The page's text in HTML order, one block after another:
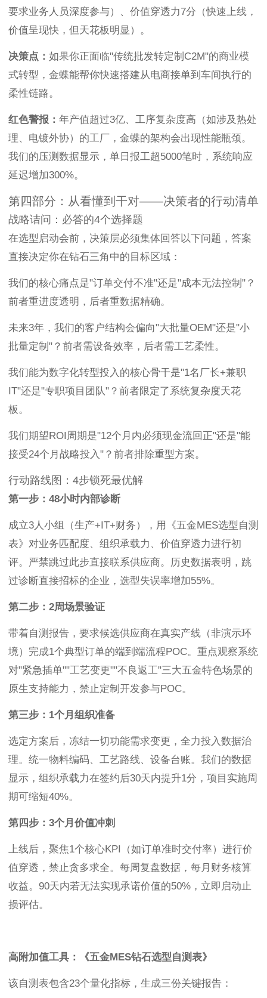
要求业务人员深度参与）、价值穿透力7分（快速上线，
价值呈现快，但天花板明显）。
决策点： 如果你正面临"传统批发转定制C2M"的商业模
式转型，金蝶能帮你快速搭建从电商接单到车间执行的
柔性链路。
红色警报： 年产值超过3亿、工序复杂度高（如涉及热处
理、电镀外协）的工厂，金蝶的架构会出现性能瓶颈。
我们的压测数据显示，单日报工超5000笔时，系统响应
延迟增加300%。
第四部分：从看懂到干对——决策者的行动清单
战略诘问：必答的4个选择题
在选型启动会前，决策层必须集体回答以下问题，答案
直接决定你在钻石三角中的目标区域：
我们的核心痛点是"订单交付不准"还是"成本无法控制"？
前者重进度透明，后者重数据精确。
未来3年，我们的客户结构会偏向"大批量OEM"还是"小
批量定制"？前者需设备效率，后者需工艺柔性。
我们能为数字化转型投入的核心骨干是"1名厂长+兼职
IT"还是"专职项目团队"？前者限定了系统复杂度天花
板。
我们期望ROI周期是"12个月内必须现金流回正"还是"能
接受24个月战略投入"？前者排除重型方案。
行动路线图：4步锁死最优解
第一步：48小时内部诊断
成立3人小组（生产+IT+财务），用《五金MES选型自测
表》对业务匹配度、组织承载力、价值穿透力进行初
评。严禁跳过此步直接联系供应商。历史数据表明，跳
过诊断直接招标的企业，选型失误率增加55%。
第二步：2周场景验证
带着自测报告，要求候选供应商在真实产线（非演示环
境）完成1个典型订单的端到端流程POC。重点观察系统
对"紧急插单""工艺变更""不良返工"三大五金特色场景的
原生支持能力，禁止定制开发参与POC。
第三步：1个月组织准备
选定方案后，冻结一切功能需求变更，全力投入数据治
理。统一物料编码、工艺路线、设备台账。我们的数据
显示，组织承载力在签约后30天内提升1分，项目实施周
期可缩短40%。
第四步：3个月价值冲刺
上线后，聚焦1个核心KPI（如订单准时交付率）进行价
值穿透，禁止贪多求全。每周复盘数据，每月财务核算
收益。90天内若无法实现承诺价值的50%，立即启动止
损评估。
高附加值工具：《五金MES钻石选型自测表》
该自测表包含23个量化指标，生成三份关键报告：